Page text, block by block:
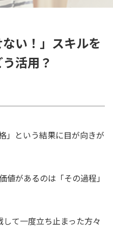
ない！」スキルを
活用？
」という結果に目が向きが
値があるのは「その過程」
て一度立ち止まった方々